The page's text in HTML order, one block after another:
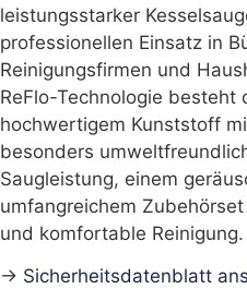
leistungsstarker
professionellen Einsatz in
Reinigungsfirmen und
ReFlo-Technologie besteht
hochwertigem Kunststoff
besonders
Saugleistung, einem
umfangreichem
und komfortable Reinigung.
→ Sicherheitsdatenblatt